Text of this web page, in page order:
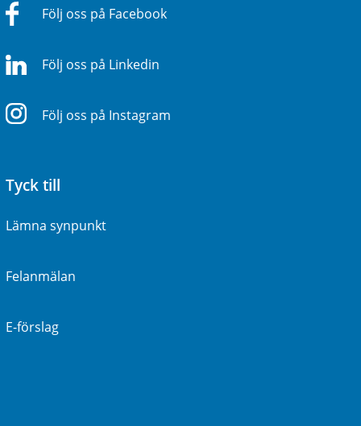
Följ oss på Facebook
Följ oss på Linkedin
Följ oss på Instagram
Tyck till
Lämna synpunkt
Felanmälan
E-förslag